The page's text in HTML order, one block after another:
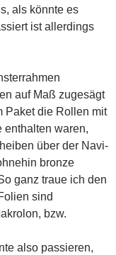
als könnte es
ist allerdings
auf Maß zugesägt
Paket die Rollen mit
enthalten waren,
über der Navi-
bronze
ganz traue ich den
sind
bzw.
also passieren,